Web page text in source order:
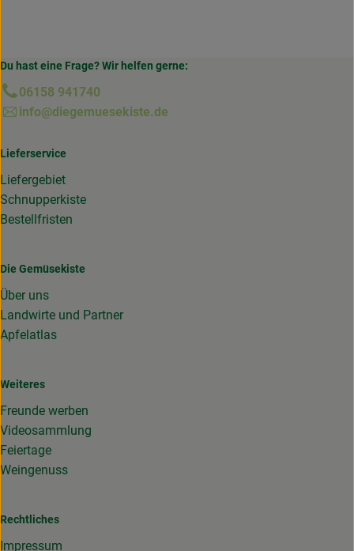
Du hast eine Frage? Wir helfen gerne:
06158 941740
info@diegemuesekiste.de
Lieferservice
Liefergebiet
Schnupperkiste
Bestellfristen
Die Gemüsekiste
Über uns
Landwirte und Partner
Apfelatlas
Weiteres
Freunde werben
Videosammlung
Feiertage
Weingenuss
Rechtliches
Impressum